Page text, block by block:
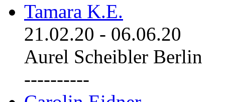
Tamara K.E.
21.02.20 - 06.06.20
Aurel Scheibler Berlin
----------